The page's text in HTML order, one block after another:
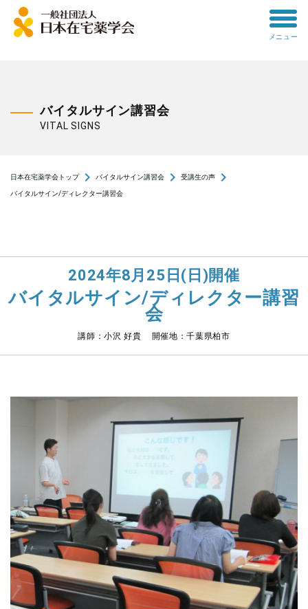
toggle
メニュー
バイタルサイン講習会
VITAL SIGNS
日本在宅薬学会トップnavigate_next バイタルサイン講習会 navigate_next 受講生の声 navigate_next
バイタルサイン/ディレクター講習会
2024年8月25日(日)開催
バイタルサイン/ディレクター講習
会
講師：小沢 好貴 開催地：千葉県柏市